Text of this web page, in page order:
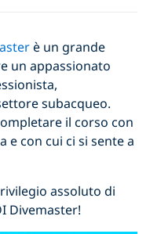
è un grande
un appassionato
subacqueo.
il corso con
e con cui ci si sente a
assoluto di
Divemaster!